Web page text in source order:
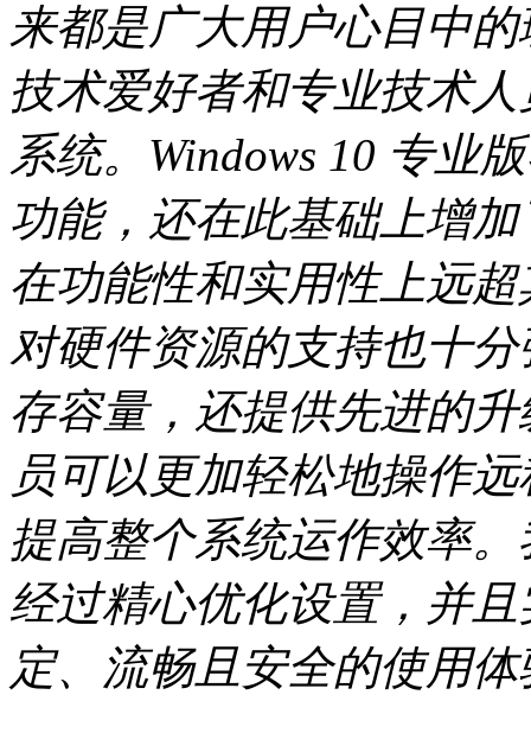
来都是广大用户心目中
技术爱好者和专业技术
系统。Windows 10 专业
功能，还在此基础上增
在功能性和实用性上远超
对硬件资源的支持也十
存容量，还提供先进的
员可以更加轻松地操作
提高整个系统运作效率
经过精心优化设置，并
定、流畅且安全的使用体